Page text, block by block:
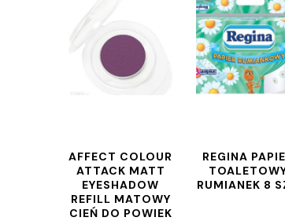
AFFECT COLOUR
ATTACK MATT
EYESHADOW
REFILL MATOWY
CIEŃ DO POWIEK
REGINA
RUMIANEK 8